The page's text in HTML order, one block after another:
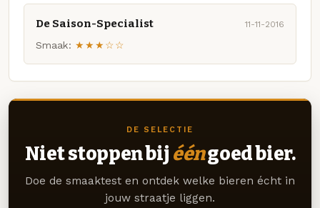
De Saison-Specialist 11-11-2016
Smaak: ★★★☆☆
DE SELECTIE
Niet stoppen bij ééngoed bier.
Doe de smaaktest en ontdek welke bieren écht in
jouw straatje liggen.